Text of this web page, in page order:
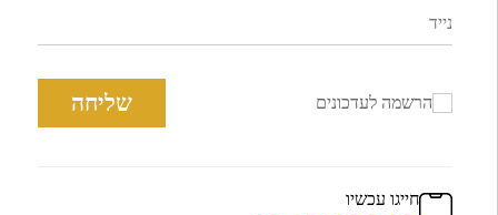
הרשמה לעדכונים שליחה
חייגו עכשיו